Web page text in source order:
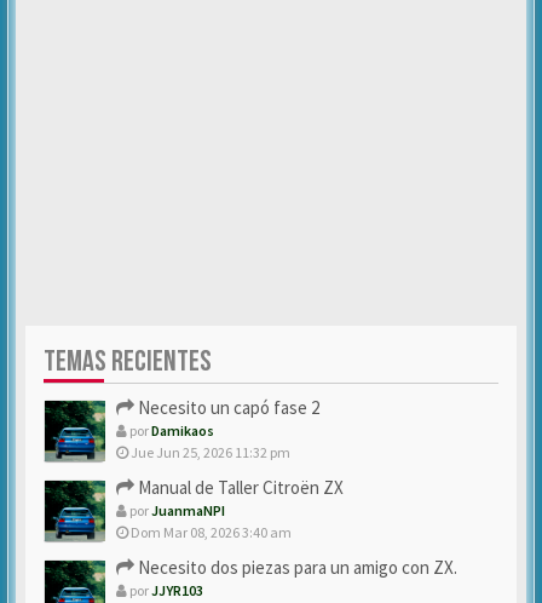
TEMAS RECIENTES
Necesito un capó fase 2
porDamikaos
Jue Jun 25, 2026 11:32 pm
Manual de Taller Citroën ZX
porJuanmaNPI
Dom Mar 08, 2026 3:40 am
Necesito dos piezas para un amigo con ZX.
porJJYR103